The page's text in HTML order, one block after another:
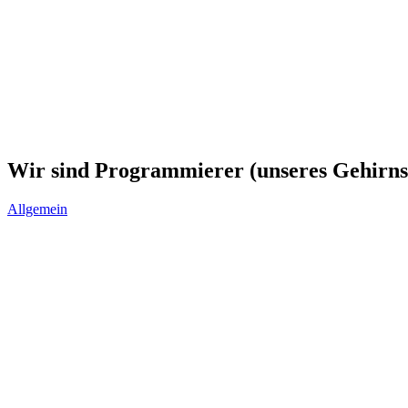
Wir sind Programmierer (unseres
Allgemein